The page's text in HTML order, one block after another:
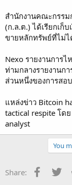
สํานักงานคณะกรร
(ก.ล.ต.) ได้เรียกเก็
ขายหลักทรัพย์ที่ไม่
Nexo รายงานการ
ท่ามกลางรายงานก
ส่วนหนึ่งของการสอ
แหล่งข่าว Bitcoin
tactical respite โด
analyst
You
Share: